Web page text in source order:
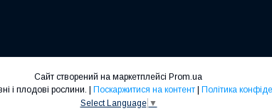
Сайт створений на маркетплейсі Prom.ua
Поскаржитися на контент
Політика
Select Language ▼